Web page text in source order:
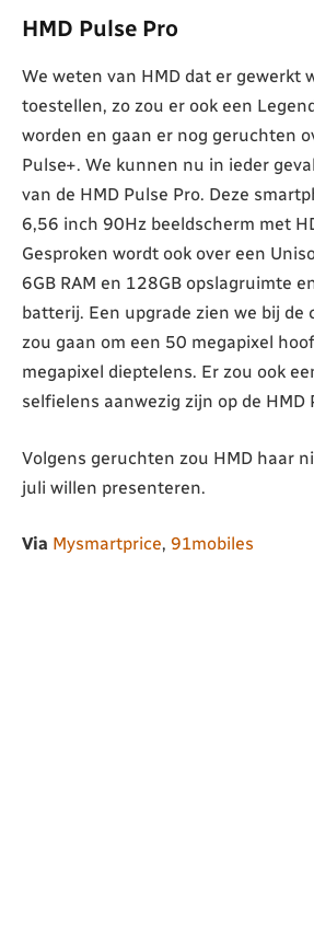
HMD Pulse Pro
We weten van HMD dat er gewerkt
toestellen, zo zou er ook een
worden en gaan er nog geruchten
Pulse+. We kunnen nu in ieder
van de HMD Pulse Pro. Deze
6,56 inch 90Hz beeldscherm met
Gesproken wordt ook over een
6GB RAM en 128GB opslagruimte
batterij. Een upgrade zien we bij de
zou gaan om een 50 megapixel
megapixel dieptelens. Er zou ook
selfielens aanwezig zijn op de HMD
Volgens geruchten zou HMD haar
juli willen presenteren.
Via Mysmartprice, 91mobiles